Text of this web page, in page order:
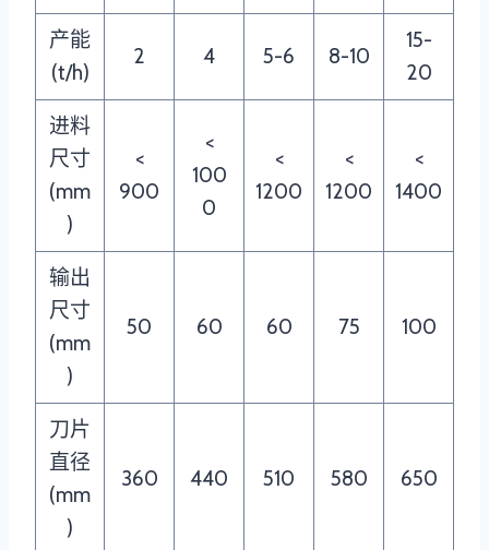
产能
(t/h)
2 4 5-6 8-10
15-
20
进料
尺寸
(mm
)
<
900
<
100
0
<
1200
<
1200
<
1400
输出
尺寸
(mm
)
50 60 60 75 100
刀片
直径
(mm
)
360 440 510 580 650